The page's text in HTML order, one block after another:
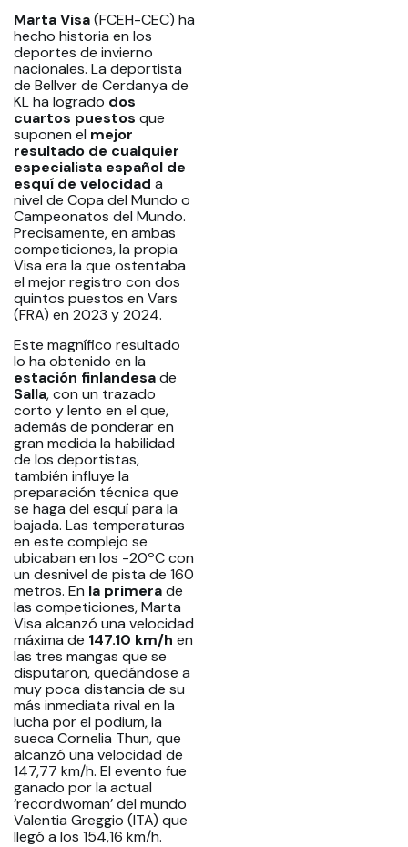
Marta Visa(FCEH-CEC) ha
hecho historia en los
deportes de invierno
nacionales. La deportista
de Bellver de Cerdanya de
KL ha logrado dos
cuartos puestos que
suponen el mejor
resultado de cualquier
especialista español de
esquí de velocidad a
nivel de Copa del Mundo o
Campeonatos del Mundo.
Precisamente, en ambas
competiciones, la propia
Visa era la que ostentaba
el mejor registro con dos
quintos puestos en Vars
(FRA) en 2023 y 2024.
Este magnífico resultado
lo ha obtenido en la
estación finlandesade
Salla, con un trazado
corto y lento en el que,
además de ponderar en
gran medida la habilidad
de los deportistas,
también influye la
preparación técnica que
se haga del esquí para la
bajada. Las temperaturas
en este complejo se
ubicaban en los -20ºC con
un desnivel de pista de 160
metros. En la primerade
las competiciones, Marta
Visa alcanzó una velocidad
máxima de 147.10 km/h en
las tres mangas que se
disputaron, quedándose a
muy poca distancia de su
más inmediata rival en la
lucha por el podium, la
sueca Cornelia Thun, que
alcanzó una velocidad de
147,77 km/h. El evento fue
ganado por la actual
‘recordwoman’ del mundo
Valentia Greggio (ITA) que
llegó a los 154,16 km/h.